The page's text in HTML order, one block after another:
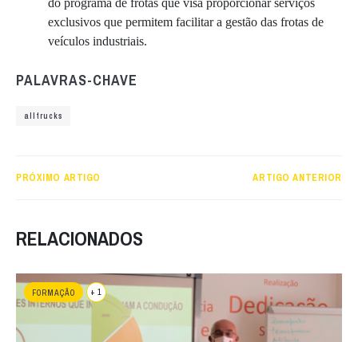
do programa de frotas que visa proporcionar serviços
exclusivos que permitem facilitar a gestão das frotas de
veículos industriais.
PALAVRAS-CHAVE
alltrucks
PRÓXIMO ARTIGO ARTIGO ANTERIOR
RELACIONADOS
FORMAÇÃO + 1